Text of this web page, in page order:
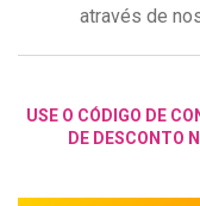
através de
USE O CÓDIGO DE
DE DESCONTO